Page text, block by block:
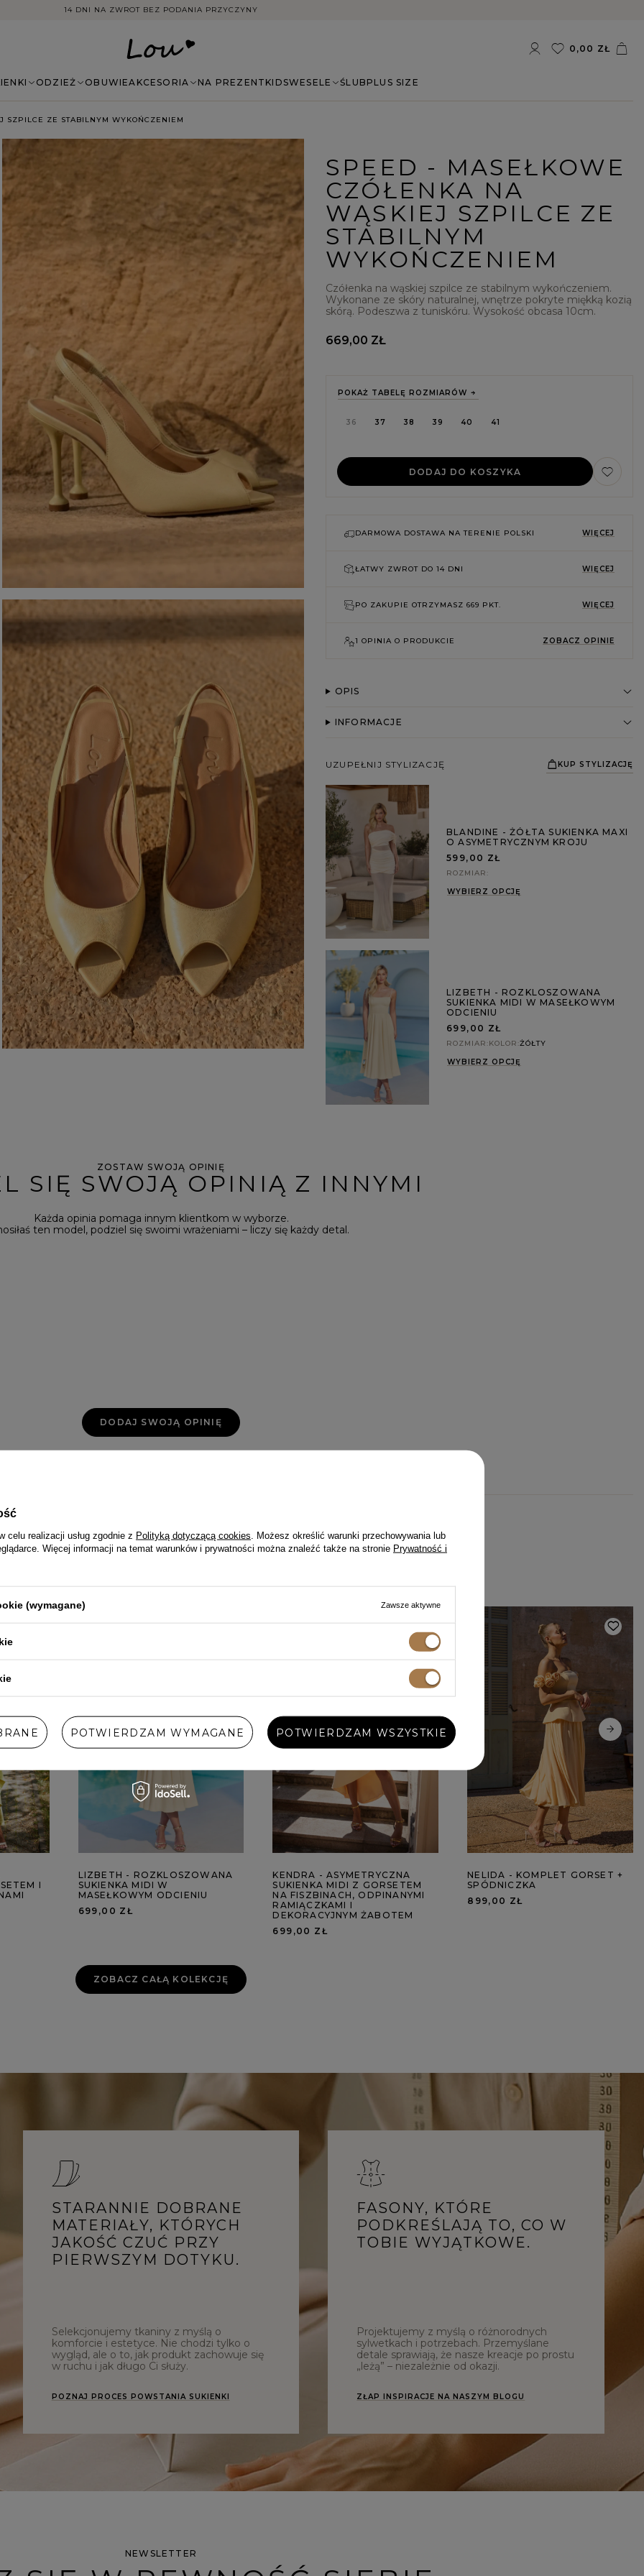
14 DNI NA ZWROT BEZ PODANIA PRZYCZYNY
0,00 ZŁ
/ Tkanina
/ Długość
/ Ramiączka
Dekolt
BEZ DEKOLTU
NA PLECACH
KWADRATOWY
KOPERTOWY
KARO
ASYMETRYCZNY
CARMEN
BIAŁE
ZIELONE
KREMOWE
ODZIEŻ OBUWIEAKCESORIA NA PREZENT KIDSWESELE ŚLUB PLUS SIZE
SZPILCE ZE STABILNYM WYKOŃCZENIEM
SPEED - MASEŁKOWE
CZÓŁENKA NA
WĄSKIEJ SZPILCE ZE
STABILNYM
WYKOŃCZENIEM
Czółenka na wąskiej szpilce ze stabilnym wykończeniem.
Wykonane ze skóry naturalnej, wnętrze pokryte miękką kozią
skórą. Podeszwa z tuniskóru. Wysokość obcasa 10cm.
POKAŻ TABELĘ ROZMIARÓW
36 37 38 39 40 41
DODAJ DO KOSZYKA
669,00 ZŁ
DARMOWA DOSTAWA NA TERENIE POLSKI WIĘCEJ
ŁATWY ZWROT DO 14 DNI WIĘCEJ
PO ZAKUPIE OTRZYMASZ 669 PKT. WIĘCEJ
1 OPINIA O PRODUKCIE ZOBACZ OPINIE
OPIS
INFORMACJE
UZUPEŁNIJ STYLIZACJĘ
BLANDINE - ŻÓŁTA SUKIENKA MAXI
O ASYMETRYCZNYM KROJU
599,00 ZŁ
ROZMIAR
WYBIERZ OPCJĘ
LIZBETH - ROZKLOSZOWANA
SUKIENKA MIDI W MASEŁKOWYM
ODCIENIU
699,00 ZŁ
ROZMIAR KOLOR ŻÓŁTY
WYBIERZ OPCJĘ
KUP STYLIZACJĘ
ZOSTAW SWOJĄ OPINIĘ
SIĘ SWOJĄ OPINIĄ Z INNYMI
Każda opinia pomaga innym klientkom w wyborze.
ten model, podziel się swoimi wrażeniami – liczy się każdy detal.
DODAJ SWOJĄ OPINIĘ
I
LIZBETH - ROZKLOSZOWANA
SUKIENKA MIDI W
MASEŁKOWYM ODCIENIU
699,00 ZŁ
KENDRA - ASYMETRYCZNA
SUKIENKA MIDI Z GORSETEM
NA FISZBINACH, ODPINANYMI
RAMIĄCZKAMI I
DEKORACYJNYM ŻABOTEM
699,00 ZŁ
NELIDA - KOMPLET GORSET +
SPÓDNICZKA
899,00 ZŁ
ZOBACZ CAŁĄ KOLEKCJĘ
STARANNIE DOBRANE
MATERIAŁY, KTÓRYCH
JAKOŚĆ CZUĆ PRZY
PIERWSZYM DOTYKU.
Selekcjonujemy tkaniny z myślą o
komforcie i estetyce. Nie chodzi tylko o
wygląd, ale o to, jak produkt zachowuje się
w ruchu i jak długo Ci służy.
POZNAJ PROCES POWSTANIA SUKIENKI
FASONY, KTÓRE
PODKREŚLAJĄ TO, CO W
TOBIE WYJĄTKOWE.
Projektujemy z myślą o różnorodnych
sylwetkach i potrzebach. Przemyślane
detale sprawiają, że nasze kreacje po prostu
„leżą” – niezależnie od okazji.
ZŁAP INSPIRACJE NA NASZYM BLOGU
NEWSLETTER
celu realizacji usług zgodnie z Polityką dotyczącą cookies . Możesz określić warunki przechowywania lub
Więcej informacji na temat warunków i prywatności można znaleźć także na stronie Prywatność i
(wymagane) Zawsze aktywne
POTWIERDZAM WYMAGANE POTWIERDZAM WSZYSTKIE